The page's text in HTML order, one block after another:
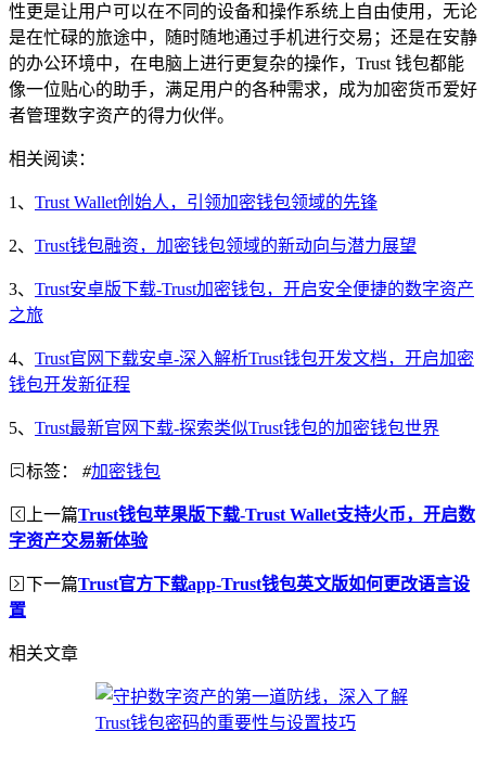
性更是让用户可以在不同的设备和操作系统上自由使用，无论
是在忙碌的旅途中，随时随地通过手机进行交易；还是在安静
的办公环境中，在电脑上进行更复杂的操作，Trust 钱包都能
像一位贴心的助手，满足用户的各种需求，成为加密货币爱好
者管理数字资产的得力伙伴。
相关阅读：
1、 Trust Wallet创始人，引领加密钱包领域的先锋
2、 Trust钱包融资，加密钱包领域的新动向与潜力展望
3、 Trust安卓版下载-Trust加密钱包，开启安全便捷的数字资产
之旅
4、 Trust官网下载安卓-深入解析Trust钱包开发文档，开启加密
钱包开发新征程
5、 Trust最新官网下载-探索类似Trust钱包的加密钱包世界
标签： #加密钱包
上一篇Trust钱包苹果版下载-Trust Wallet支持火币，开启数
字资产交易新体验
下一篇Trust官方下载app-Trust钱包英文版如何更改语言设
置
相关文章